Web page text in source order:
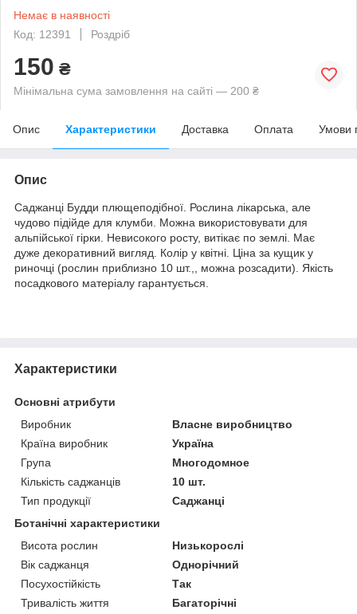
Немає в наявності
Код: 12391
Роздріб
150 ₴
Мінімальна сума замовлення на сайті — 200 ₴
Опис Характеристики Доставка Оплата Умови
Опис
Саджанці Будди плющеподібної. Рослина лікарська, але
чудово підійде для клумби. Можна використовувати для
альпійської гірки. Невисокого росту, витікає по землі. Має
дуже декоративний вигляд. Колір у квітні. Ціна за кущик у
риночці (рослин приблизно 10 шт.,, можна розсадити). Якість
посадкового матеріалу гарантується.
Характеристики
Основні атрибути
Виробник
Власне виробництво
Країна виробник
Україна
Група
Многодомное
Кількість саджанців
10 шт.
Тип продукції
Саджанці
Ботанічні характеристики
Висота рослин
Низькорослі
Вік саджанця
Однорічний
Посухостійкість
Так
Тривалість життя
Багаторічні